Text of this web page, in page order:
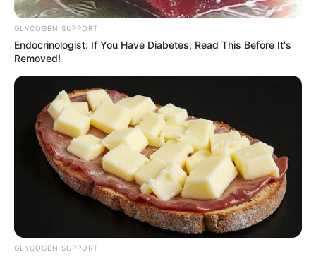
SİYASƏT 447 28.05.2026, 09:09
ABŞ dövlət katibi Marko Rubio Azərbaycan xalqını 28
May - Müstəqillik Günü münasibətilə təbrik edib.
GLYCOGEN SUPPORT
Endocrinologist: If You Have Diabetes, Read This Before It's
Removed!
GLYCOGEN SUPPORT